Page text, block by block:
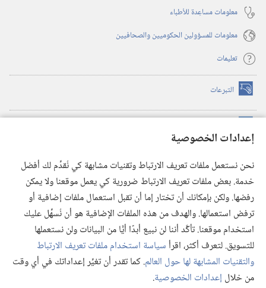
إعدادات الخصوصية
نحن نستعمل ملفات تعريف الارتباط وتقنيات مشابهة كي نُقدِّم لك أفضل
خدمة. بعض ملفات تعريف الارتباط ضرورية كي يعمل موقعنا ولا يمكن
رفضها. ولكن بإمكانك أن تختار إما أن تقبل استعمال ملفات إضافية أو
ترفض استعمالها. والهدف من هذه الملفات الإضافية هو أن نُسهِّل عليك
استخدام موقعنا. تأكَّد أننا لن نبيع أبدًا أيًّا من البيانات ولن نستعملها
للتسويق. لتعرف أكثر، اقرأسياسة استخدام ملفات تعريف الارتباط
والتقنيات المشابهة لها حول العالم. كما تقدر أن تغيِّر إعداداتك في أي وقت
من خلال إعدادات الخصوصية.
معلومات مساعِدة للأطباء
معلومات للمسؤولين الحكوميين والصحافيين
تعليمات
التبرعات (يفتح
نافذة
(يفتح
نافذة
(يفتح
نافذة
جديدة) تطبيق ®
JW Library
مكتبة برج المراقبة
© 2026 .Watch Tower Bible and Tract Society of Pennsylvania